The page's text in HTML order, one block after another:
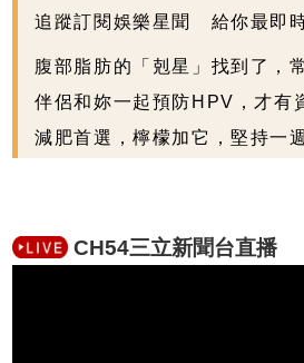
追蹤訂閱娛樂星聞 給你最即
腹部脂肪的「剋星」找到了，
走大肚囊，瘦出...
伴侶和妳一起預防HPV，才有
減肥首選，檸檬加它，堅持一
CH54三立新聞台直播